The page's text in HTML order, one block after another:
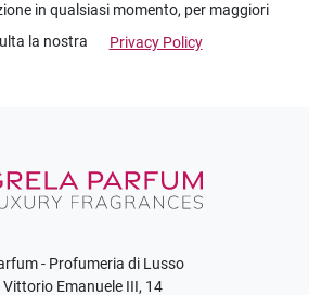
in qualsiasi momento, per maggiori
la nostra
Privacy Policy
- Profumeria di Lusso
Vittorio Emanuele III, 14